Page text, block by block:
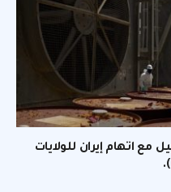
دولارًا للبرميل مع اتهام إيران للولايات